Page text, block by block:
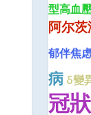
型高血
阿尔
郁伴焦
病 δ變
冠